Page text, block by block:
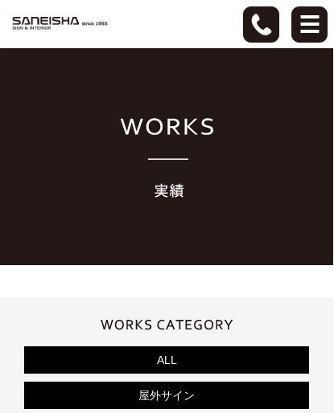
ALL
屋外サイン